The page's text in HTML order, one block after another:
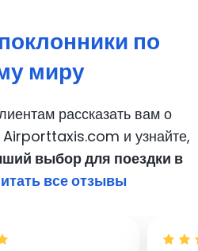
поклонники по
миру
рассказать вам о
Airporttaxis.com и узнайте,
выбор для поездки в
все отзывы